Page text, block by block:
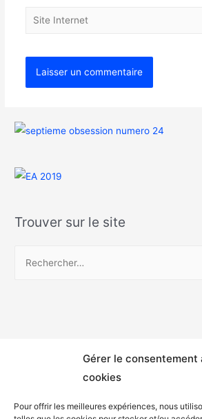
Gérer le consentement
cookies
Pour offrir les meilleures expériences, nous
Trouver sur le site